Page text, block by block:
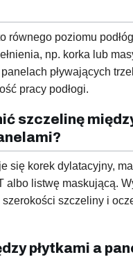
równego poziomu
np. korka lub
pływających
pracy podłogi.
szczelinę
się korek dylatacyjny,
albo listwę maskującą.
szczeliny i
płytkami a